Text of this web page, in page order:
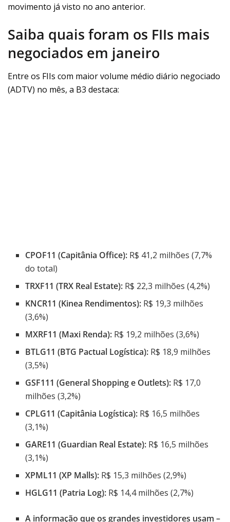
movimento já visto no ano anterior.
Saiba quais foram os FIIs mais
negociados em janeiro
Entre os FIIs com maior volume médio diário negociado
(ADTV) no mês, a B3 destaca:
CPOF11 (Capitânia Office): R$ 41,2 milhões (7,7%
do total)
TRXF11 (TRX Real Estate): R$ 22,3 milhões (4,2%)
KNCR11 (Kinea Rendimentos): R$ 19,3 milhões
(3,6%)
MXRF11 (Maxi Renda): R$ 19,2 milhões (3,6%)
BTLG11 (BTG Pactual Logística): R$ 18,9 milhões
(3,5%)
GSF111 (General Shopping e Outlets): R$ 17,0
milhões (3,2%)
CPLG11 (Capitânia Logística): R$ 16,5 milhões
(3,1%)
GARE11 (Guardian Real Estate): R$ 16,5 milhões
(3,1%)
XPML11 (XP Malls): R$ 15,3 milhões (2,9%)
HGLG11 (Patria Log): R$ 14,4 milhões (2,7%)
A informação que os grandes investidores usam –